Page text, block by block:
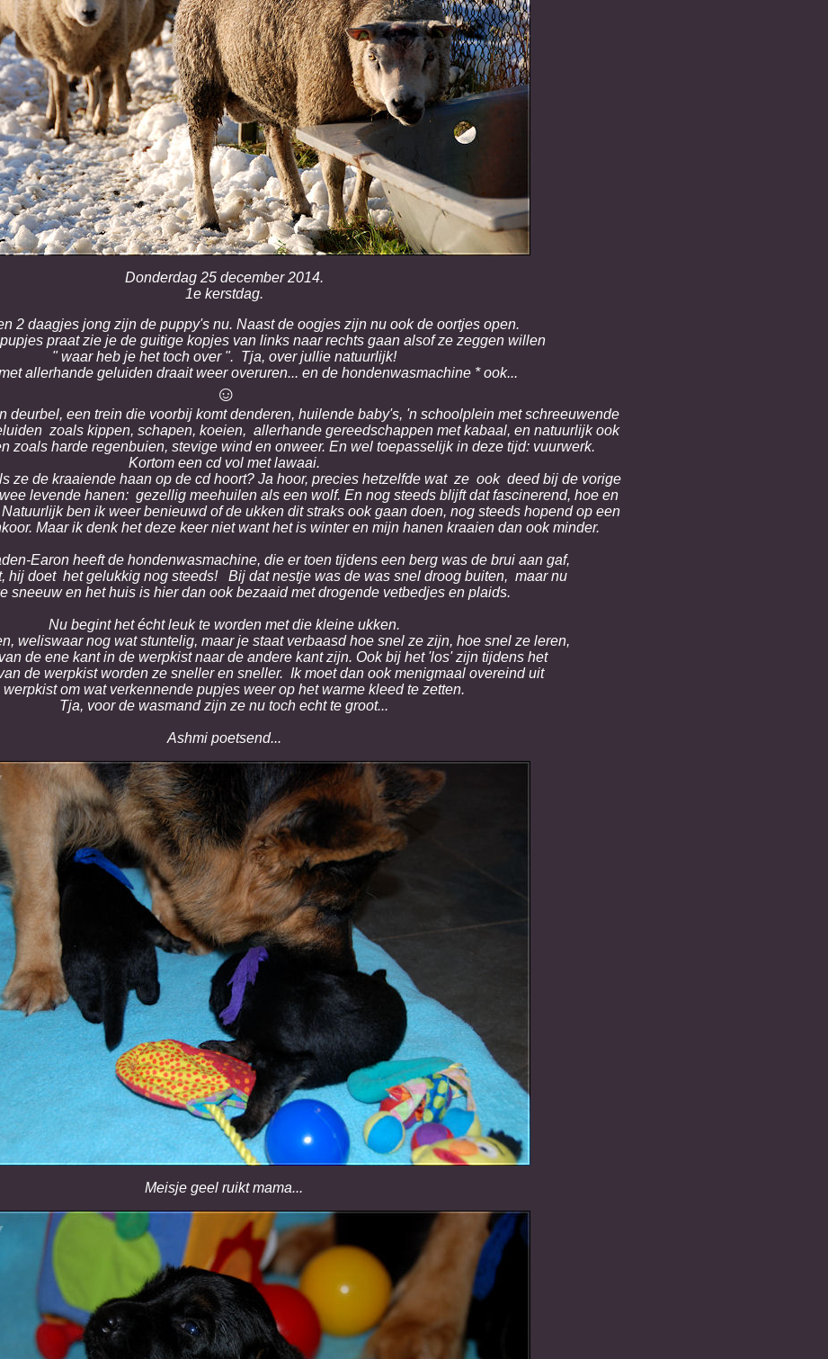
Donderdag 25 december 2014.
1e kerstdag.
2 daagjes jong zijn de puppy's nu. Naast de oogjes zijn nu ook de oortjes open.
praat zie je de guitige kopjes van links naar rechts gaan alsof ze zeggen willen
" waar heb je het toch over ". Tja, over jullie natuurlijk!
allerhande geluiden draait weer overuren... en de hondenwasmachine * ook...
☺
deurbel, een trein die voorbij komt denderen, huilende baby's, 'n schoolplein met schreeuwende
zoals kippen, schapen, koeien, allerhande gereedschappen met kabaal, en natuurlijk ook
zoals harde regenbuien, stevige wind en onweer. En wel toepasselijk in deze tijd: vuurwerk.
Kortom een cd vol met lawaai.
ze de kraaiende haan op de cd hoort? Ja hoor, precies hetzelfde wat ze ook deed bij de vorige
levende hanen: gezellig meehuilen als een wolf. En nog steeds blijft dat fascinerend, hoe en
ben ik weer benieuwd of de ukken dit straks ook gaan doen, nog steeds hopend op een
Maar ik denk het deze keer niet want het is winter en mijn hanen kraaien dan ook minder.
Earon heeft de hondenwasmachine, die er toen tijdens een berg was de brui aan gaf,
hij doet het gelukkig nog steeds! Bij dat nestje was de was snel droog buiten, maar nu
sneeuw en het huis is hier dan ook bezaaid met drogende vetbedjes en plaids.
Nu begint het écht leuk te worden met die kleine ukken.
weliswaar nog wat stuntelig, maar je staat verbaasd hoe snel ze zijn, hoe snel ze leren,
de ene kant in de werpkist naar de andere kant zijn. Ook bij het 'los' zijn tijdens het
de werpkist worden ze sneller en sneller. Ik moet dan ook menigmaal overeind uit
werpkist om wat verkennende pupjes weer op het warme kleed te zetten.
Tja, voor de wasmand zijn ze nu toch echt te groot...
Ashmi poetsend...
Meisje geel ruikt mama...